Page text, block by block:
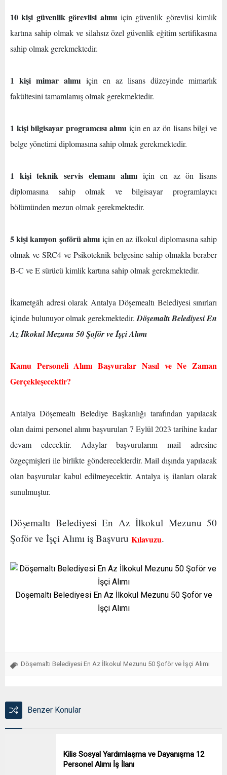
10 kişi güvenlik görevlisi alımıiçin güvenlik görevlisi kimlik
kartına sahip olmak ve silahsız özel güvenlik eğitim sertifikasına
sahip olmak gerekmektedir.
1 kişi mimar alımı için en az lisans düzeyinde mimarlık
fakültesini tamamlamış olmak gerekmektedir.
1 kişi bilgisayar programcısı alımıiçin en az ön lisans bilgi ve
belge yönetimi diplomasına sahip olmak gerekmektedir.
1 kişi teknik servis elemanı alımıiçin en az ön lisans
diplomasına sahip olmak ve bilgisayar programlayıcı
bölümünden mezun olmak gerekmektedir.
5 kişi kamyon şoförü alımıiçin en az ilkokul diplomasına sahip
olmak ve SRC4 ve Psikoteknik belgesine sahip olmakla beraber
B-C ve E sürücü kimlik kartına sahip olmak gerekmektedir.
İkametgâh adresi olarak Antalya Döşemealtı Belediyesi sınırları
içinde bulunuyor olmak gerekmektedir. Döşemaltı Belediyesi En
Az İlkokul Mezunu 50 Şoför ve İşçi Alımı
Kamu Personeli Alımı Başvuralar Nasıl ve Ne Zaman
Gerçekleşecektir?
Antalya Döşemealtı Belediye Başkanlığı tarafından yapılacak
olan daimi personel alımı başvuruları 7 Eylül 2023 tarihine kadar
devam edecektir. Adaylar başvurularını mail adresine
özgeçmişleri ile birlikte göndereceklerdir. Mail dışında yapılacak
olan başvurular kabul edilmeyecektir. Antalya iş ilanları olarak
sunulmuştur.
Döşemaltı Belediyesi En Az İlkokul Mezunu 50
Şoför ve İşçi Alımı iş Başvuru Kılavuzu.
Döşemaltı Belediyesi En Az İlkokul Mezunu 50 Şoför ve
İşçi Alımı
Döşemaltı Belediyesi En Az İlkokul Mezunu 50 Şoför ve İşçi Alımı
Benzer Konular
Kilis Sosyal Yardımlaşma ve Dayanışma 12
Personel Alımı İş İlanı